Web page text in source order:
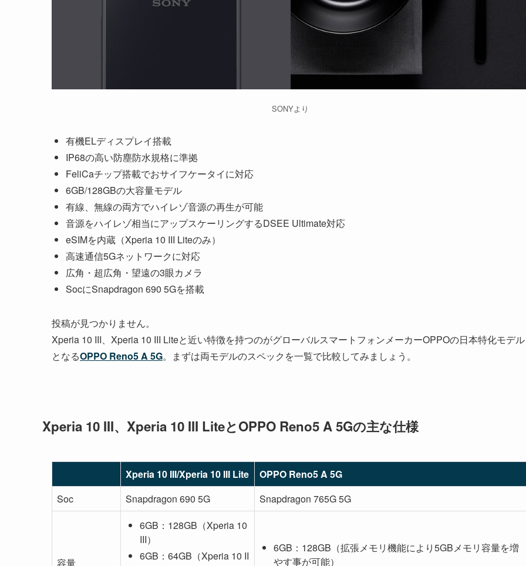
SONYより
有機ELディスプレイ搭載
IP68の高い防塵防水規格に準拠
FeliCaチップ搭載でおサイフケータイに対応
6GB/128GBの大容量モデル
有線、無線の両方でハイレゾ音源の再生が可能
音源をハイレゾ相当にアップスケーリングするDSEE Ultimate対応
eSIMを内蔵（Xperia 10 III Liteのみ）
高速通信5Gネットワークに対応
広角・超広角・望遠の3眼カメラ
SocにSnapdragon 690 5Gを搭載
投稿が見つかりません。
Xperia 10 III、Xperia 10 III Liteと近い特徴を持つのがグローバルスマートフォンメーカーOPPOの日本特化モデル
となるOPPO Reno5 A 5G。まずは両モデルのスペックを一覧で比較してみましょう。
Xperia 10 III、Xperia 10 III LiteとOPPO Reno5 A 5Gの主な仕様
Xperia 10 III/Xperia 10 III Lite
OPPO Reno5 A 5G
Soc
Snapdragon 690 5G Snapdragon 765G 5G
容量
6GB：128GB（Xperia 10
III）
6GB：64GB（Xperia 10 II
6GB：128GB（拡張メモリ機能により5GBメモリ容量を増
やす事が可能）